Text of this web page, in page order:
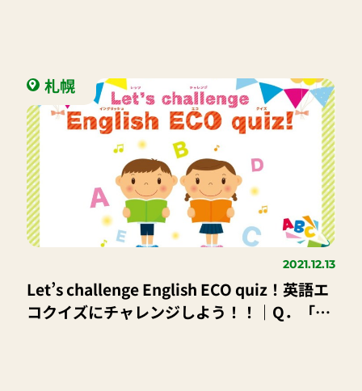
札幌
2021.12.13
Let’s challenge English ECO quiz！英語エ
コクイズにチャレンジしよう！！｜Q．「地